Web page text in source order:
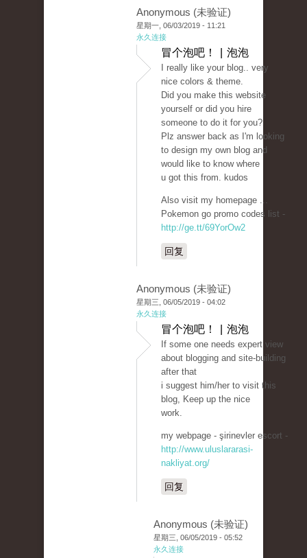
Anonymous (未验证)
星期一, 06/03/2019 - 11:21
永久连接
冒个泡吧！ | 泡泡
I really like your blog.. very
nice colors & theme.
Did you make this website
yourself or did you hire
someone to do it for you?
Plz answer back as I'm looking
to design my own blog and
would like to know where
u got this from. kudos
Also visit my homepage ...
Pokemon go promo codes list -
http://ge.tt/69YorOw2
回复
Anonymous (未验证)
星期三, 06/05/2019 - 04:02
永久连接
冒个泡吧！ | 泡泡
If some one needs expert view
about blogging and site-building
after that
i suggest him/her to visit this
blog, Keep up the nice
work.
my webpage - şirinevler escort -
http://www.uluslararasi-
nakliyat.org/
回复
Anonymous (未验证)
星期三, 06/05/2019 - 05:52
永久连接